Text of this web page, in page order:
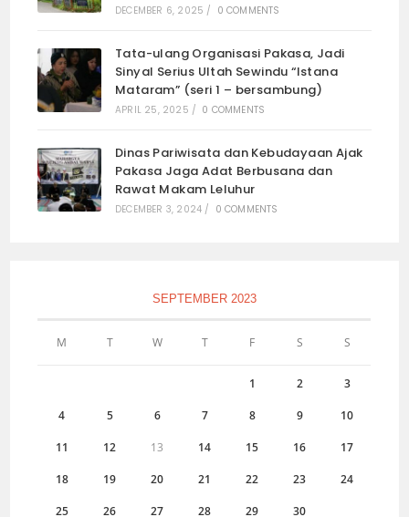
DECEMBER 6, 2025 / 0 COMMENTS
Tata-ulang Organisasi Pakasa, Jadi
Sinyal Serius Ultah Sewindu “Istana
Mataram” (seri 1 – bersambung)
APRIL 25, 2025 / 0 COMMENTS
Dinas Pariwisata dan Kebudayaan Ajak
Pakasa Jaga Adat Berbusana dan
Rawat Makam Leluhur
DECEMBER 3, 2024 / 0 COMMENTS
SEPTEMBER 2023
M T W T F S S
1 2 3
4 5 6 7 8 9 10
11 12 13 14 15 16 17
18 19 20 21 22 23 24
25 26 27 28 29 30